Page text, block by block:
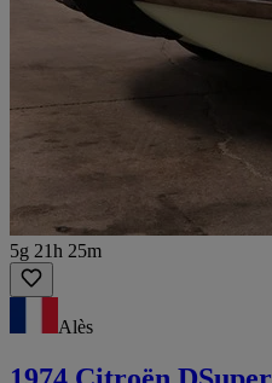
5g 21h 25m
Alès